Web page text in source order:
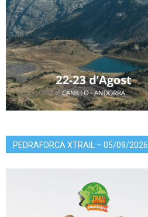
PEDRAFORCA XTRAIL – 05/09/2026